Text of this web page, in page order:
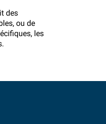
des
ou de
les